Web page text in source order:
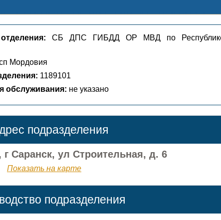
СБ ДПС ГИБДД ОР МВД по
Мордовия
1189101
обслуживания: не указано
подразделения
Саранск, ул Строительная, д. 6
Показать на карте
подразделения